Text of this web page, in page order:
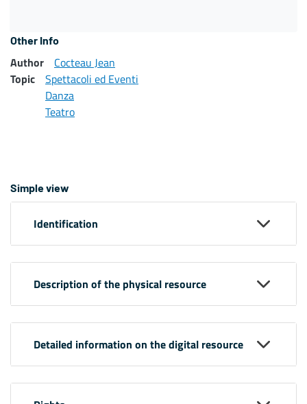
Other Info
Author
Cocteau Jean
Topic
Spettacoli ed Eventi
Danza
Teatro
Simple view
Identification
Description of the physical resource
Detailed information on the digital resource